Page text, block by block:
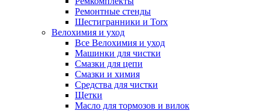
Ремонтные стенды
Шестигранники и Torx
Велохимия и уход
Все Велохимия и уход
Машинки для чистки
Смазки для цепи
Смазки и химия
Средства для чистки
Щетки
Масло для тормозов и вилок